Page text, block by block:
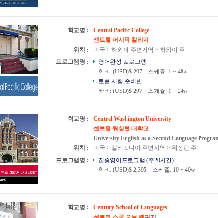
학교명 :
Central Pacific College
센트럴 퍼시픽 칼리지
위치 :
미국 > 하와이 주변지역 > 하와이 주
프로그램명 :
영어완성 프로그램
학비: (USD)$ 297
스케쥴: 1 ~ 48w
토플 시험 준비반
학비: (USD)$ 297
스케쥴: 1 ~ 24w
학교명 :
Central Washington University
센트럴 워싱턴 대학교
University English as a Second Language
위치 :
미국 > 캘리포니아 주변지역 > 워싱턴 주
프로그램명 :
집중영어프로그램 (주20시간)
학비: (USD)$ 2,395
스케쥴: 10 ~ 40w
학교명 :
Century School of Languages